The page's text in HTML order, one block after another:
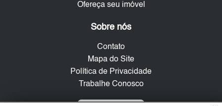
Ofereça seu imóvel
Sobre nós
Contato
Mapa do Site
Política de Privacidade
Trabalhe Conosco